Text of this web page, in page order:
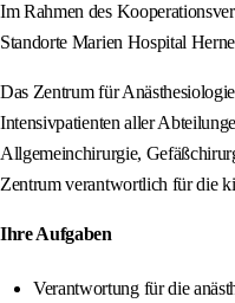
Im Rahmen des
Standorte Marien Hospital
Das Zentrum für
Intensivpatienten aller
Allgemeinchirurgie,
Zentrum verantwortlich für die
Ihre Aufgaben
Verantwortung für die